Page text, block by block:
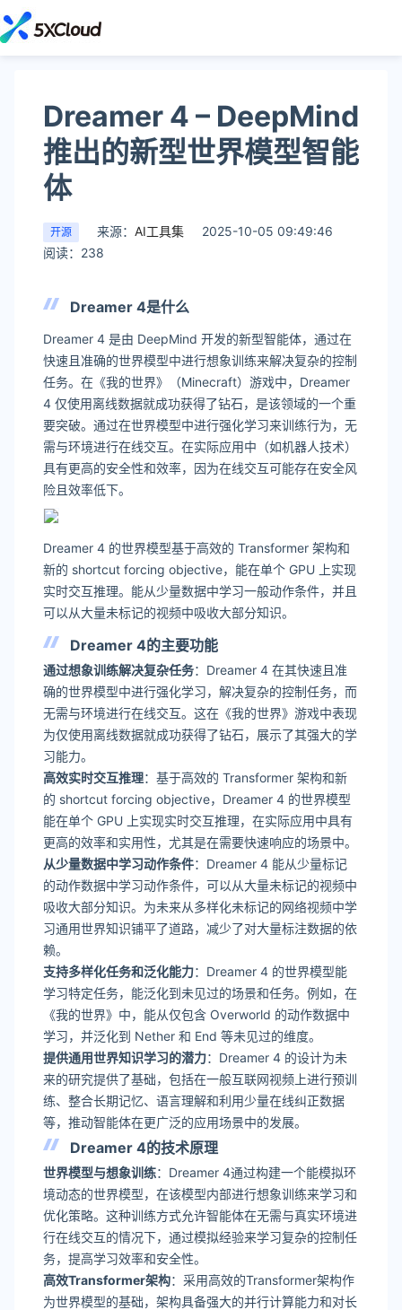
Dreamer 4 – DeepMind
推出的新型世界模型智能
体
开源 来源： AI工具集
2025-10-05 09:49:46
阅读：238
Dreamer 4是什么
Dreamer 4 是由 DeepMind 开发的新型智能体，通过在
快速且准确的世界模型中进行想象训练来解决复杂的控制
任务。在《我的世界》（Minecraft）游戏中，Dreamer
4 仅使用离线数据就成功获得了钻石，是该领域的一个重
要突破。通过在世界模型中进行强化学习来训练行为，无
需与环境进行在线交互。在实际应用中（如机器人技术）
具有更高的安全性和效率，因为在线交互可能存在安全风
险且效率低下。
Dreamer 4 的世界模型基于高效的 Transformer 架构和
新的 shortcut forcing objective，能在单个 GPU 上实现
实时交互推理。能从少量数据中学习一般动作条件，并且
可以从大量未标记的视频中吸收大部分知识。
Dreamer 4的主要功能
通过想象训练解决复杂任务：Dreamer 4 在其快速且准
确的世界模型中进行强化学习，解决复杂的控制任务，而
无需与环境进行在线交互。这在《我的世界》游戏中表现
为仅使用离线数据就成功获得了钻石，展示了其强大的学
习能力。
高效实时交互推理：基于高效的 Transformer 架构和新
的 shortcut forcing objective，Dreamer 4 的世界模型
能在单个 GPU 上实现实时交互推理，在实际应用中具有
更高的效率和实用性，尤其是在需要快速响应的场景中。
从少量数据中学习动作条件：Dreamer 4 能从少量标记
的动作数据中学习动作条件，可以从大量未标记的视频中
吸收大部分知识。为未来从多样化未标记的网络视频中学
习通用世界知识铺平了道路，减少了对大量标注数据的依
赖。
支持多样化任务和泛化能力：Dreamer 4 的世界模型能
学习特定任务，能泛化到未见过的场景和任务。例如，在
《我的世界》中，能从仅包含 Overworld 的动作数据中
学习，并泛化到 Nether 和 End 等未见过的维度。
提供通用世界知识学习的潜力：Dreamer 4 的设计为未
来的研究提供了基础，包括在一般互联网视频上进行预训
练、整合长期记忆、语言理解和利用少量在线纠正数据
等，推动智能体在更广泛的应用场景中的发展。
Dreamer 4的技术原理
世界模型与想象训练：Dreamer 4通过构建一个能模拟环
境动态的世界模型，在该模型内部进行想象训练来学习和
优化策略。这种训练方式允许智能体在无需与真实环境进
行在线交互的情况下，通过模拟经验来学习复杂的控制任
务，提高学习效率和安全性。
高效Transformer架构：采用高效的Transformer架构作
为世界模型的基础，架构具备强大的并行计算能力和对长